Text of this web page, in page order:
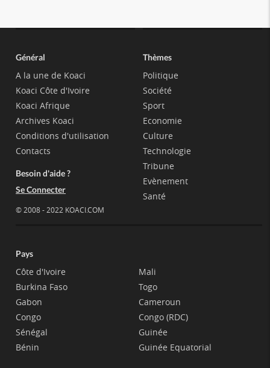
Général
A la une de Koaci
Koaci Côte d'Ivoire
Koaci Afrique
Archives Koaci
Conditions d'utilisation
Contacts
Besoin d'aide ?
Se Connecter
© 2008 - 2022 KOACI.COM
Thèmes
Politique
Société
Sport
Economie
Culture
Technologie
Tribune
Evènement
Santé
Pays
Côte d'Ivoire
Burkina Faso
Gabon
Congo
Sénégal
Bénin
Mali
Togo
Cameroun
Congo (RDC)
Guinée
Guinée Equatorial